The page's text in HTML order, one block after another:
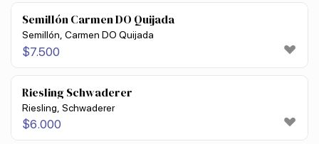
Semillón Carmen DO Quijada
Semillón, Carmen DO Quijada
$7.500
Riesling Schwaderer
Riesling, Schwaderer
$6.000